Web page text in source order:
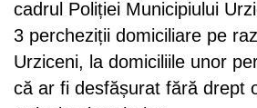
cadrul Poliției Municipiului
3 percheziții domiciliare pe
Urziceni, la domiciliile unor
că ar fi desfășurat fără drept